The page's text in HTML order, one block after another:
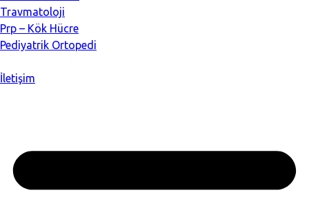
Travmatoloji
Prp – Kök Hücre
Pediyatrik Ortopedi
İletişim